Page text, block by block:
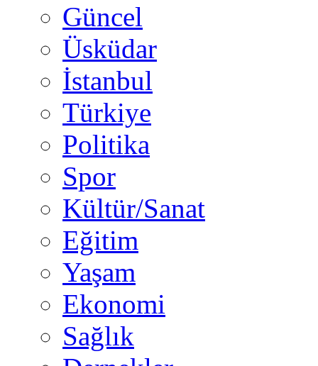
Güncel
Üsküdar
İstanbul
Türkiye
Politika
Spor
Kültür/Sanat
Eğitim
Yaşam
Ekonomi
Sağlık